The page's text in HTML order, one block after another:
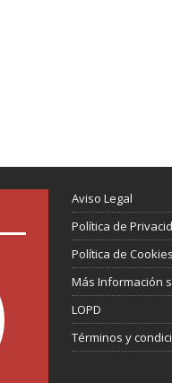
Aviso Legal
Política de
Política de Cookies
Más Información
LOPD
Términos y